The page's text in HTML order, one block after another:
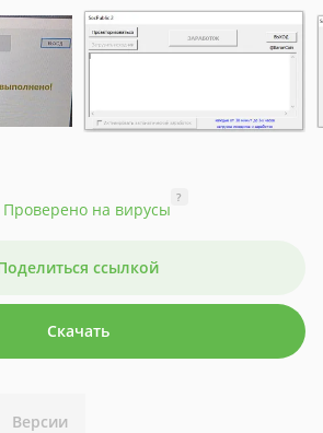
Проверено на вирусы
?
ссылкой
Скачать
Версии